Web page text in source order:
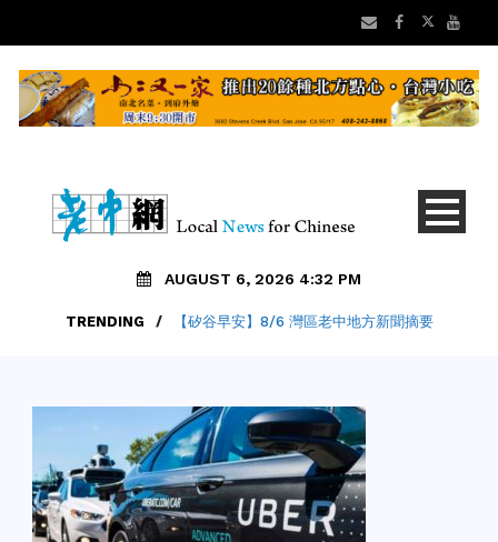
AUGUST 6, 2026 4:32 PM
TRENDING / 【矽谷早安】8/6 灣區老中地方新聞摘要